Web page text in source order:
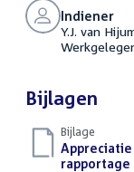
Indiener
Y.J. van
Bijlagen
Bijlage
Download
bestand:
rapportage